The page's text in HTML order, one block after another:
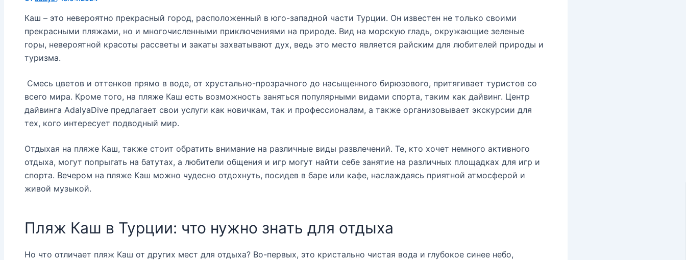
Каш – это невероятно прекрасный город, расположенный в юго-западной части Турции. Он известен не только своими
прекрасными пляжами, но и многочисленными приключениями на природе. Вид на морскую гладь, окружающие зеленые
горы, невероятной красоты рассветы и закаты захватывают дух, ведь это место является райским для любителей природы и
туризма.
Смесь цветов и оттенков прямо в воде, от хрустально-прозрачного до насыщенного бирюзового, притягивает туристов со
всего мира. Кроме того, на пляже Каш есть возможность заняться популярными видами спорта, таким как дайвинг. Центр
дайвинга AdalyaDive предлагает свои услуги как новичкам, так и профессионалам, а также организовывает экскурсии для
тех, кого интересует подводный мир.
Отдыхая на пляже Каш, также стоит обратить внимание на различные виды развлечений. Те, кто хочет немного активного
отдыха, могут попрыгать на батутах, а любители общения и игр могут найти себе занятие на различных площадках для игр и
спорта. Вечером на пляже Каш можно чудесно отдохнуть, посидев в баре или кафе, наслаждаясь приятной атмосферой и
живой музыкой.
Пляж Каш в Турции: что нужно знать для отдыха
Но что отличает пляж Каш от других мест для отдыха? Во-первых, это кристально чистая вода и глубокое синее небо,